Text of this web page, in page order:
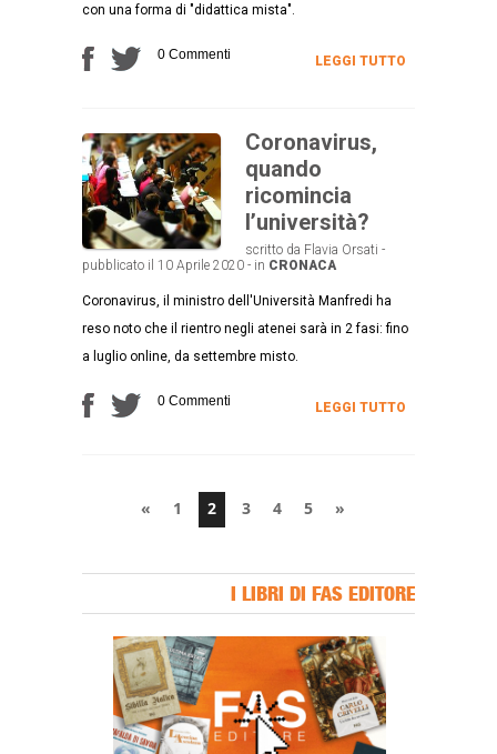
con una forma di "didattica mista".
0 Commenti LEGGI TUTTO
Coronavirus,
quando
ricomincia
l’università?
scritto da Flavia Orsati -
pubblicato il 10 Aprile 2020 - in CRONACA
Coronavirus, il ministro dell'Università Manfredi ha
reso noto che il rientro negli atenei sarà in 2 fasi: fino
a luglio online, da settembre misto.
0 Commenti LEGGI TUTTO
« 1 2 3 4 5 »
I LIBRI DI FAS EDITORE